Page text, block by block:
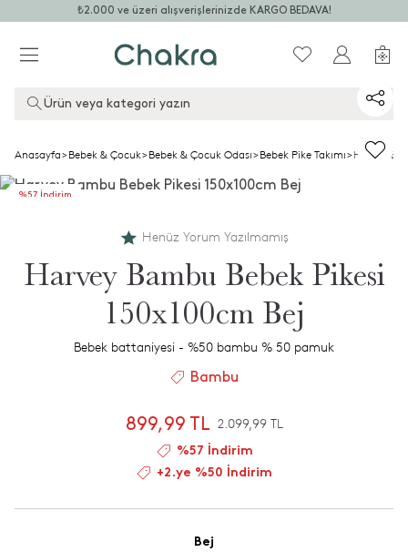
₺2.000 ve üzeri alışverişlerinizde KARGO BEDAVA!
Ürün veya kategori yazın
Anasayfa>Bebek & Çocuk>Bebek & Çocuk Odası>Bebek Pike Takımı>Harvey
%57 İndirim
Henüz Yorum Yazılmamış
Harvey Bambu Bebek Pikesi
150x100cm Bej
Bebek battaniyesi - %50 bambu % 50 pamuk
Bambu
899,99 TL 2.099,99 TL
%57 İndirim
+2.ye %50 İndirim
Bej